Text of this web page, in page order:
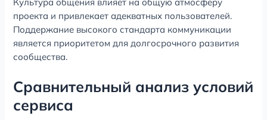
проекта и привлекает адекватных пользователей.
Поддержание высокого стандарта коммуникации
является приоритетом для долгосрочного развития
сообщества.
Сравнительный анализ условий
сервиса